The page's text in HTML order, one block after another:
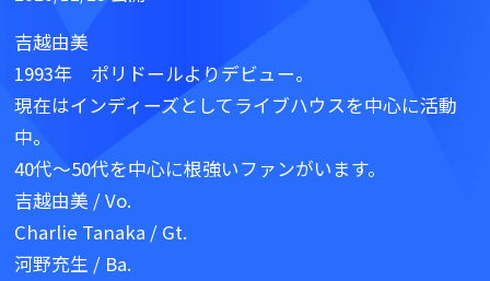
吉越由美
1993年 ポリドールよりデビュー。
現在はインディーズとしてライブハウスを中心に活動
中。
40代～50代を中心に根強いファンがいます。
吉越由美 / Vo.
Charlie Tanaka / Gt.
河野充生 / Ba.